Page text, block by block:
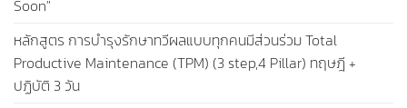
Soon"
หลักสูตร การบำรุงรักษาทวีผลแบบทุกคนมีส่วนร่วม Total
Productive Maintenance (TPM) (3 step,4 Pillar) ทฤษฎี +
ปฏิบัติ 3 วัน